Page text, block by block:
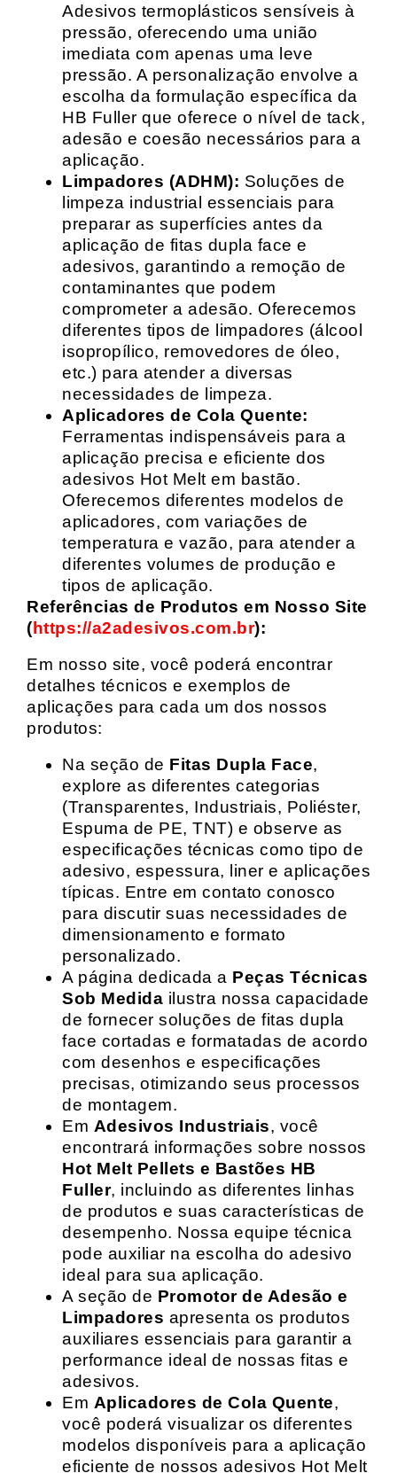
Adesivos termoplásticos sensíveis à
pressão, oferecendo uma união
imediata com apenas uma leve
pressão. A personalização envolve a
escolha da formulação específica da
HB Fuller que oferece o nível de tack,
adesão e coesão necessários para a
aplicação.
Limpadores (ADHM): Soluções de
limpeza industrial essenciais para
preparar as superfícies antes da
aplicação de fitas dupla face e
adesivos, garantindo a remoção de
contaminantes que podem
comprometer a adesão. Oferecemos
diferentes tipos de limpadores (álcool
isopropílico, removedores de óleo,
etc.) para atender a diversas
necessidades de limpeza.
Aplicadores de Cola Quente:
Ferramentas indispensáveis para a
aplicação precisa e eficiente dos
adesivos Hot Melt em bastão.
Oferecemos diferentes modelos de
aplicadores, com variações de
temperatura e vazão, para atender a
diferentes volumes de produção e
tipos de aplicação.
Referências de Produtos em Nosso Site
(https://a2adesivos.com.br):
Em nosso site, você poderá encontrar
detalhes técnicos e exemplos de
aplicações para cada um dos nossos
produtos:
Na seção de Fitas Dupla Face,
explore as diferentes categorias
(Transparentes, Industriais, Poliéster,
Espuma de PE, TNT) e observe as
especificações técnicas como tipo de
adesivo, espessura, liner e aplicações
típicas. Entre em contato conosco
para discutir suas necessidades de
dimensionamento e formato
personalizado.
A página dedicada a Peças Técnicas
Sob Medida ilustra nossa capacidade
de fornecer soluções de fitas dupla
face cortadas e formatadas de acordo
com desenhos e especificações
precisas, otimizando seus processos
de montagem.
Em Adesivos Industriais, você
encontrará informações sobre nossos
Hot Melt Pellets e Bastões HB
Fuller, incluindo as diferentes linhas
de produtos e suas características de
desempenho. Nossa equipe técnica
pode auxiliar na escolha do adesivo
ideal para sua aplicação.
A seção de Promotor de Adesão e
Limpadores apresenta os produtos
auxiliares essenciais para garantir a
performance ideal de nossas fitas e
adesivos.
Em Aplicadores de Cola Quente,
você poderá visualizar os diferentes
modelos disponíveis para a aplicação
eficiente de nossos adesivos Hot Melt